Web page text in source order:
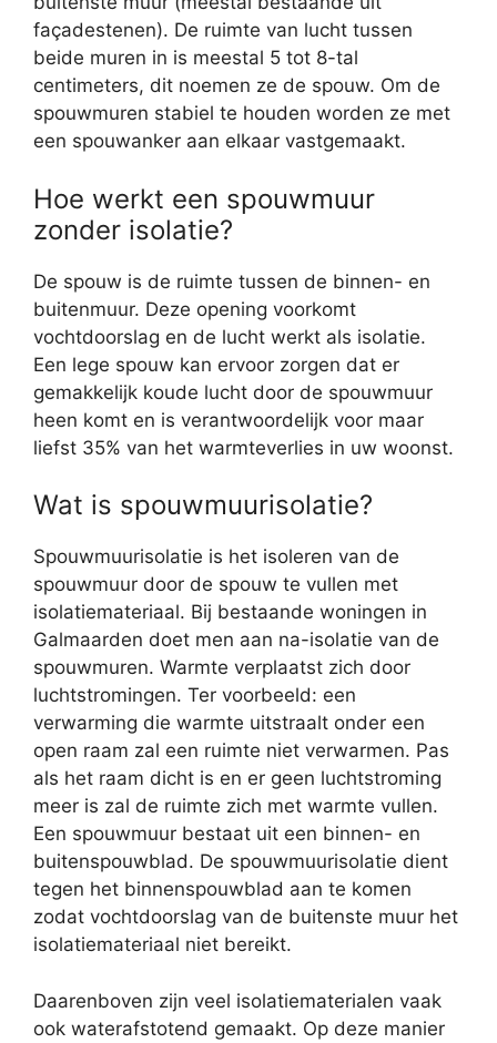
façadestenen). De ruimte van lucht tussen
beide muren in is meestal 5 tot 8-tal
centimeters, dit noemen ze de spouw. Om de
spouwmuren stabiel te houden worden ze met
een spouwanker aan elkaar vastgemaakt.
Hoe werkt een spouwmuur
zonder isolatie?
De spouw is de ruimte tussen de binnen- en
buitenmuur. Deze opening voorkomt
vochtdoorslag en de lucht werkt als isolatie.
Een lege spouw kan ervoor zorgen dat er
gemakkelijk koude lucht door de spouwmuur
heen komt en is verantwoordelijk voor maar
liefst 35% van het warmteverlies in uw woonst.
Wat is spouwmuurisolatie?
Spouwmuurisolatie is het isoleren van de
spouwmuur door de spouw te vullen met
isolatiemateriaal. Bij bestaande woningen in
Galmaarden doet men aan na-isolatie van de
spouwmuren. Warmte verplaatst zich door
luchtstromingen. Ter voorbeeld: een
verwarming die warmte uitstraalt onder een
open raam zal een ruimte niet verwarmen. Pas
als het raam dicht is en er geen luchtstroming
meer is zal de ruimte zich met warmte vullen.
Een spouwmuur bestaat uit een binnen- en
buitenspouwblad. De spouwmuurisolatie dient
tegen het binnenspouwblad aan te komen
zodat vochtdoorslag van de buitenste muur het
isolatiemateriaal niet bereikt.
Daarenboven zijn veel isolatiematerialen vaak
ook waterafstotend gemaakt. Op deze manier